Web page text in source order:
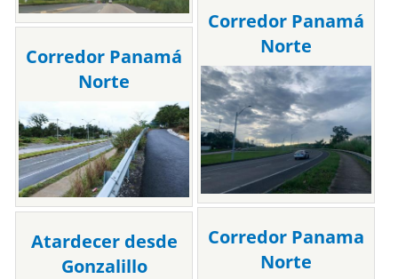
Corredor Panamá
Norte
Corredor Panamá
Norte
Corredor Panama
Norte
Atardecer desde
Gonzalillo